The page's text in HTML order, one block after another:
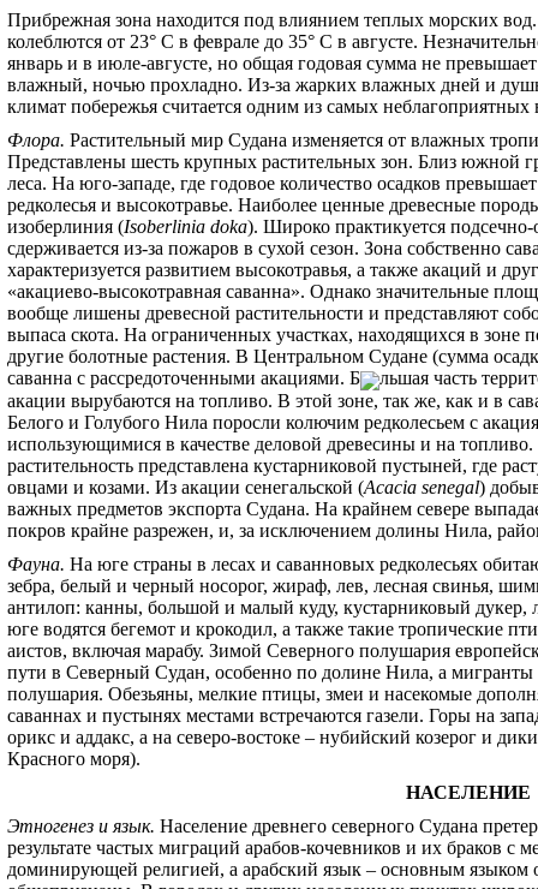
Прибрежная зона находится под влиянием теплых морских
колеблются от 23° С в феврале до 35° С в августе.
январь и в июле-августе, но общая годовая сумма не
влажный, ночью прохладно. Из-за жарких влажных дней и
климат побережья считается одним из самых неблагоприятных
Флора. Растительный мир Судана изменяется от влажных
Представлены шесть крупных растительных зон. Близ южной
леса. На юго-западе, где годовое количество осадков
редколесья и высокотравье. Наиболее ценные древесные
изоберлиния (Isoberlinia doka). Широко практикуется подсечно-
сдерживается из-за пожаров в сухой сезон. Зона собственно
характеризуется развитием высокотравья, а также акаций и
«акациево-высокотравная саванна». Однако значительные
вообще лишены древесной растительности и представляют
выпаса скота. На ограниченных участках, находящихся в зоне
другие болотные растения. В Центральном Судане (сумма
саванна с рассредоточенными акациями. Б
льшая часть
акации вырубаются на топливо. В этой зоне, так же, как и в
Белого и Голубого Нила поросли колючим редколесьем с
использующимися в качестве деловой древесины и на
растительность представлена кустарниковой пустыней, где
овцами и козами. Из акации сенегальской (Acacia senegal)
важных предметов экспорта Судана. На крайнем севере
покров крайне разрежен, и, за исключением долины Нила,
Фауна. На юге страны в лесах и саванновых редколесьях
зебра, белый и черный носорог, жираф, лев, лесная свинья,
антилоп: канны, большой и малый куду, кустарниковый дукер,
юге водятся бегемот и крокодил, а также такие тропические
аистов, включая марабу. Зимой Северного полушария
пути в Северный Судан, особенно по долине Нила, а
полушария. Обезьяны, мелкие птицы, змеи и насекомые
саваннах и пустынях местами встречаются газели. Горы на
орикс и аддакс, а на северо-востоке – нубийский козерог и
Красного моря).
НАСЕЛЕНИЕ
Этногенез и язык. Население древнего северного Судана
результате частых миграций арабов-кочевников и их браков с
доминирующей религией, а арабский язык – основным языком